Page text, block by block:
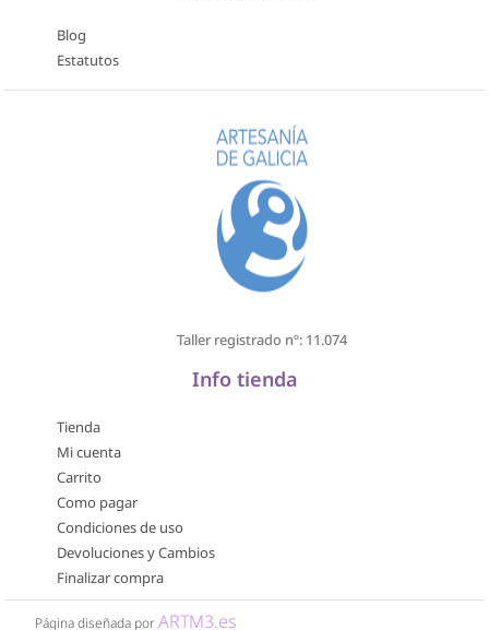
Blog
Estatutos
Taller registrado nº: 11.074
Info tienda
Tienda
Mi cuenta
Carrito
Como pagar
Condiciones de uso
Devoluciones y Cambios
Finalizar compra
Página diseñada porARTM3.es